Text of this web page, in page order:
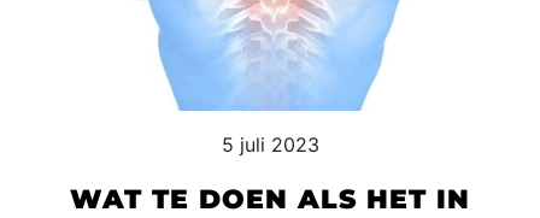
5 juli 2023
WAT TE DOEN ALS HET IN